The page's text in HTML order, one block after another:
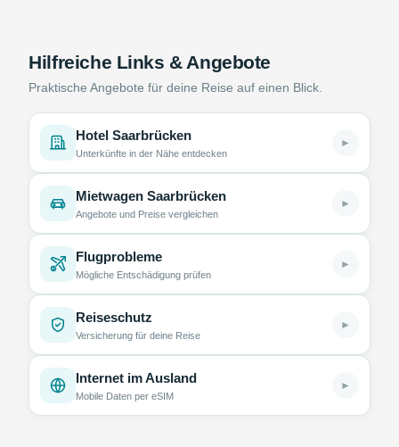
Hilfreiche Links & Angebote
Praktische Angebote für deine Reise auf einen Blick.
Hotel Saarbrücken
Unterkünfte in der Nähe entdecken
►
Mietwagen Saarbrücken
Angebote und Preise vergleichen
►
Flugprobleme
Mögliche Entschädigung prüfen
►
Reiseschutz
Versicherung für deine Reise
►
Internet im Ausland
Mobile Daten per eSIM
►